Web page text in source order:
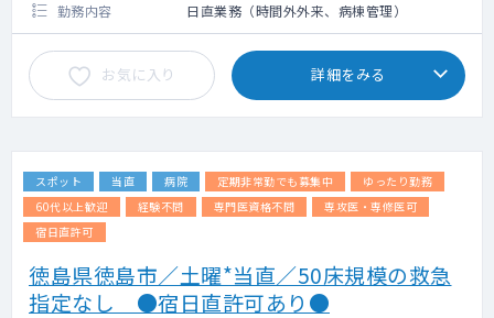
勤務内容 日直業務（時間外外来、病棟管理）
お気に入り 詳細をみる
スポット 当直 病院 定期非常勤でも募集中
ゆったり勤務
60代以上歓迎
経験不問 専門医資格不問
専攻医・専修医可
宿日直許可
徳島県徳島市／土曜*当直／50床規模の救急
指定なし ●宿日直許可あり●